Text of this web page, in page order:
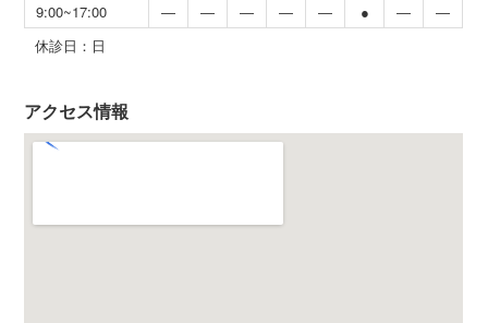
9:00~17:00
― ― ― ― ― ● ―
―
休診日：日
アクセス情報